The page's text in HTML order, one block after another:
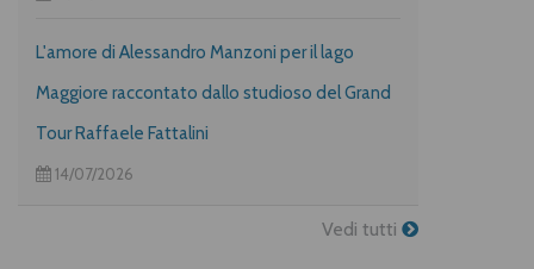
L'amore di Alessandro Manzoni per il lago
Maggiore raccontato dallo studioso del Grand
Tour Raffaele Fattalini
14/07/2026
Vedi tutti